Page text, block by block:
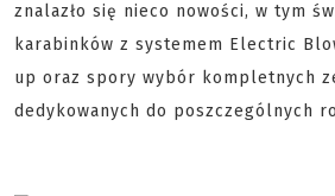
znalazło się nieco nowości, w tym
karabinków z systemem Electric
up oraz spory wybór kompletnych
dedykowanych do poszczególnych